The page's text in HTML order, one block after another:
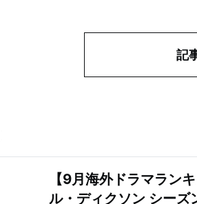
記
【9月海外ドラマラン
ル・ディクソン シーズ